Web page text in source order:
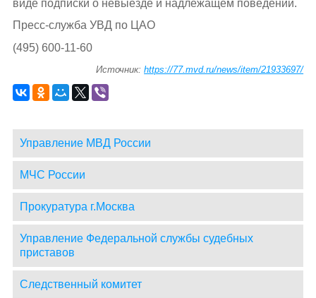
виде подписки о невыезде и надлежащем поведении.
Пресс-служба УВД по ЦАО
(495) 600-11-60
Источник:https://77.mvd.ru/news/item/21933697/
Управление МВД России
МЧС России
Прокуратура г.Москва
Управление Федеральной службы судебных
приставов
Следственный комитет